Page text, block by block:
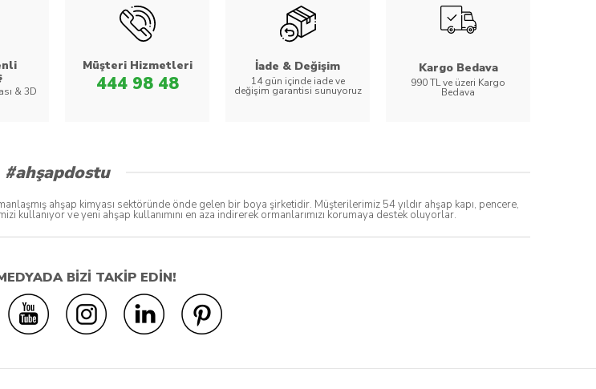
& 3D
Müşteri Hizmetleri
444 98 48
İade & Değişim
14 gün içinde iade ve
değişim garantisi sunuyoruz
Kargo Bedava
990 TL ve üzeri Kargo
Bedava
#ahşapdostu
ahşap kimyası sektöründe önde gelen bir boya şirketidir. Müşterilerimiz 54 yıldır ahşap kapı, pencere,
ve yeni ahşap kullanımını en aza indirerek ormanlarımızı korumaya destek oluyorlar.
BİZİ TAKİP EDİN!